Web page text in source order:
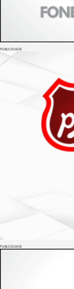
PUBLICIDADE
PUBLICIDADE